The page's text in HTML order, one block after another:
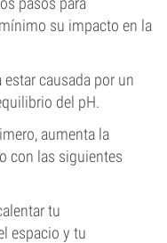
su impacto en la
causada por un
del pH.
aumenta la
con las siguientes
tu
espacio y tu